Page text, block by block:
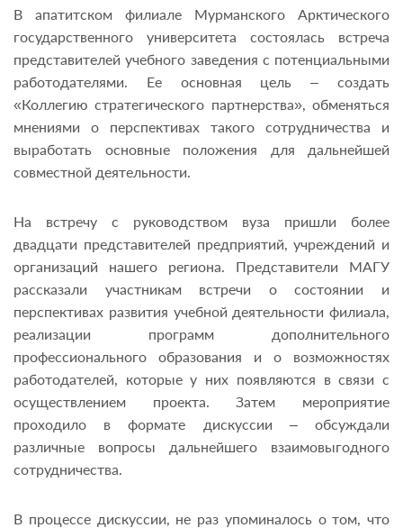
В апатитском филиале Мурманского Арктического
государственного университета состоялась встреча
представителей учебного заведения с потенциальными
работодателями. Ее основная цель – создать
«Коллегию стратегического партнерства», обменяться
мнениями о перспективах такого сотрудничества и
выработать основные положения для дальнейшей
совместной деятельности.
На встречу с руководством вуза пришли более
двадцати представителей предприятий, учреждений и
организаций нашего региона. Представители МАГУ
рассказали участникам встречи о состоянии и
перспективах развития учебной деятельности филиала,
реализации программ дополнительного
профессионального образования и о возможностях
работодателей, которые у них появляются в связи с
осуществлением проекта. Затем мероприятие
проходило в формате дискуссии – обсуждали
различные вопросы дальнейшего взаимовыгодного
сотрудничества.
В процессе дискуссии, не раз упоминалось о том, что